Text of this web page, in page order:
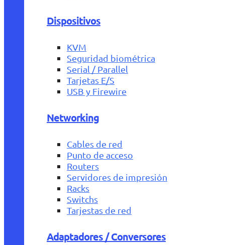
Dispositivos
KVM
Seguridad biométrica
Serial / Parallel
Tarjetas E/S
USB y Firewire
Networking
Cables de red
Punto de acceso
Routers
Servidores de impresión
Racks
Switchs
Tarjestas de red
Adaptadores / Conversores